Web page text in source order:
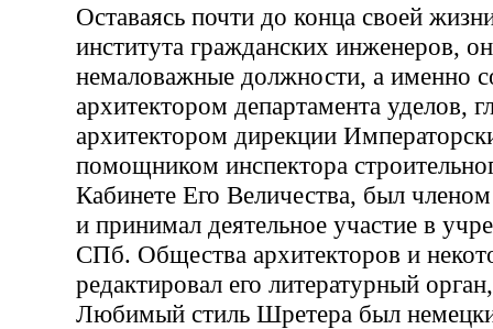
Оставаясь почти до конца своей
института гражданских инженеров,
немаловажные должности, а именно
архитектором департамента уделов,
архитектором дирекции
помощником инспектора
Кабинете Его Величества, был
и принимал деятельное участие в
СПб. Общества архитекторов и
редактировал его литературный
Любимый стиль Шретера был